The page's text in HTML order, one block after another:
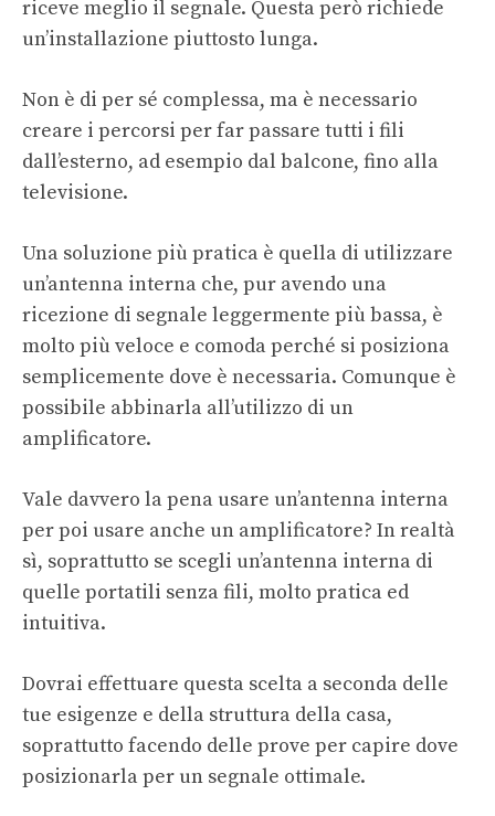
riceve meglio il segnale. Questa però richiede
un’installazione piuttosto lunga.
Non è di per sé complessa, ma è necessario
creare i percorsi per far passare tutti i fili
dall’esterno, ad esempio dal balcone, fino alla
televisione.
Una soluzione più pratica è quella di utilizzare
un’antenna interna che, pur avendo una
ricezione di segnale leggermente più bassa, è
molto più veloce e comoda perché si posiziona
semplicemente dove è necessaria. Comunque è
possibile abbinarla all’utilizzo di un
amplificatore.
Vale davvero la pena usare un’antenna interna
per poi usare anche un amplificatore? In realtà
sì, soprattutto se scegli un’antenna interna di
quelle portatili senza fili, molto pratica ed
intuitiva.
Dovrai effettuare questa scelta a seconda delle
tue esigenze e della struttura della casa,
soprattutto facendo delle prove per capire dove
posizionarla per un segnale ottimale.